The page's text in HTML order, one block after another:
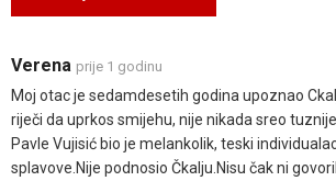
Verena prije 1 godinu
Moj otac je sedamdesetih godina upoznao
riječi da uprkos smijehu, nije nikada sreo
Pavle Vujisić bio je melankolik, teski
splavove.Nije podnosio Čkalju.Nisu čak ni